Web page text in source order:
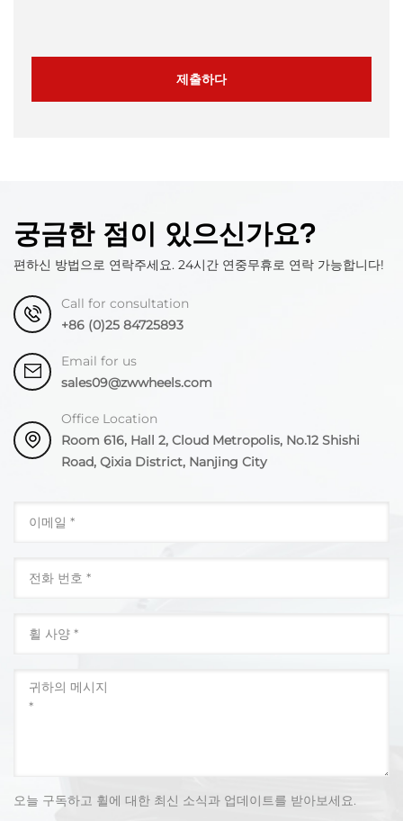
제출하다
궁금한 점이 있으신가요?
편하신 방법으로 연락주세요. 24시간 연중무휴로 연락 가능합니다!
Call for consultation
+86 (0)25 84725893
Email for us
sales09@zwwheels.com
Office Location
Room 616, Hall 2, Cloud Metropolis, No.12 Shishi
Road, Qixia District, Nanjing City
오늘 구독하고 휠에 대한 최신 소식과 업데이트를 받아보세요.